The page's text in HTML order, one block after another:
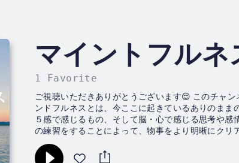
マイントフル
1 Favorite
ご視聴いただきありがとうございます😌 このチャ
ンドフルネスとは、今ここに起きているありのまま
５感で感じるもの、そして脳・心で感じる思考や感
の練習をすることによって、物事をより明晰にク
心を理解することで、物事を正しく理解することが...